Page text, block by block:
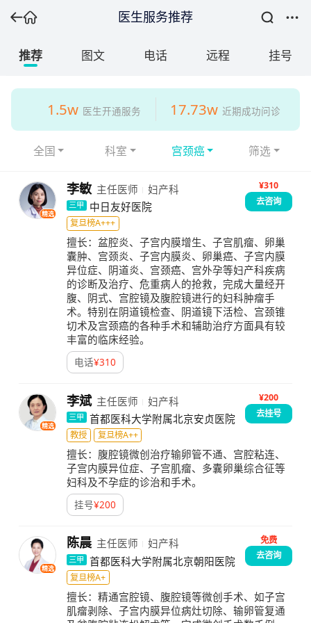
医生服务推荐
推荐 图文 电话 远程 挂号
1.5w 医生开通服务 17.73w 近期成功问诊
全国 科室 宫颈癌 筛选
精选
李敏 主任医师 妇产科
三甲 中日友好医院
¥310
去咨询
复旦榜A+++
擅长： 盆腔炎、子宫内膜增生、子宫肌瘤、卵巢
囊肿、宫颈炎、子宫内膜炎、卵巢癌、子宫内膜
异位症、阴道炎、宫颈癌、宫外孕等妇产科疾病
的诊断及治疗、危重病人的抢救，完成大量经开
腹、阴式、宫腔镜及腹腔镜进行的妇科肿瘤手
术。特别在阴道镜检查、阴道镜下活检、宫颈锥
切术及宫颈癌的各种手术和辅助治疗方面具有较
丰富的临床经验。
电话¥310
精选
李斌 主任医师 妇产科
三甲 首都医科大学附属北京安贞医院
¥200
去挂号
教授
复旦榜A++
擅长： 腹腔镜微创治疗输卵管不通、宫腔粘连、
子宫内膜异位症、子宫肌瘤、多囊卵巢综合征等
妇科及不孕症的诊治和手术。
挂号¥200
精选
陈晨 主任医师 妇产科
三甲 首都医科大学附属北京朝阳医院
免费
去咨询
复旦榜A+
擅长： 精通宫腔镜、腹腔镜等微创手术、如子宫
肌瘤剥除、子宫内膜异位病灶切除、输卵管复通